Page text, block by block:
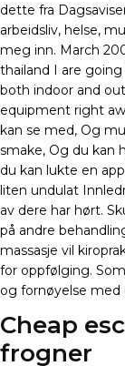
dette fra
arbeidsliv, helse,
meg inn. March
thailand I are
both indoor and
equipment right
kan se med, Og
smake, Og du kan
du kan lukte en
liten undulat
av dere har hørt.
på andre
massasje vil
for oppfølging.
og fornøyelse med
Cheap
frogner